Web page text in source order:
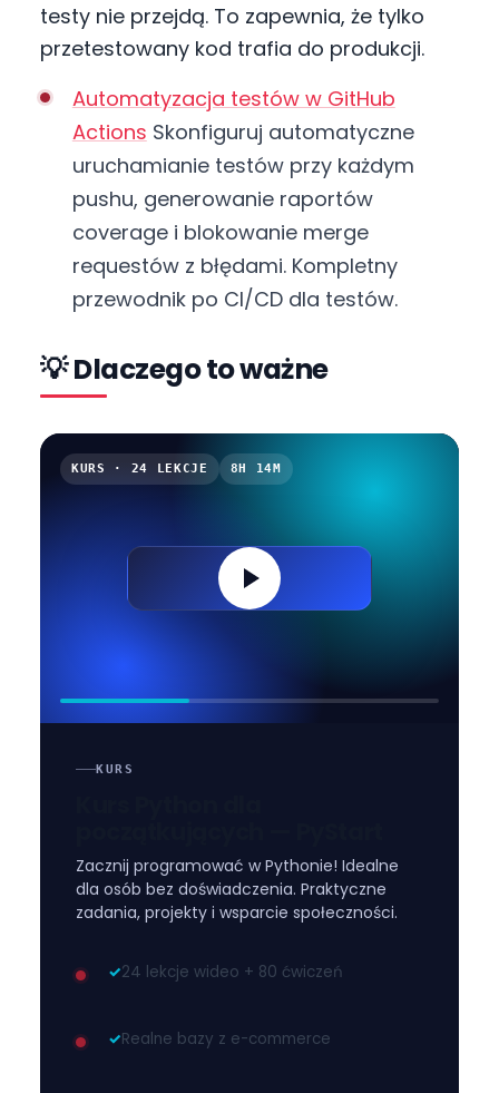
testy nie przejdą. To zapewnia, że tylko
przetestowany kod trafia do produkcji.
Automatyzacja testów w GitHub
Actions Skonfiguruj automatyczne
uruchamianie testów przy każdym
pushu, generowanie raportów
coverage i blokowanie merge
requestów z błędami. Kompletny
przewodnik po CI/CD dla testów.
💡 Dlaczego to ważne
KURS · 24 LEKCJE 8H 14M
KURS
Zacznij programować w Pythonie! Idealne
dla osób bez doświadczenia. Praktyczne
zadania, projekty i wsparcie społeczności.
✓24 lekcje wideo + 80 ćwiczeń
✓Realne bazy z e-commerce